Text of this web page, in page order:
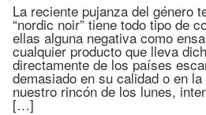
La reciente pujanza del género
“nordic noir” tiene todo tipo de
ellas alguna negativa como
cualquier producto que lleva
directamente de los países
demasiado en su calidad o en
nuestro rincón de los lunes,
[…]